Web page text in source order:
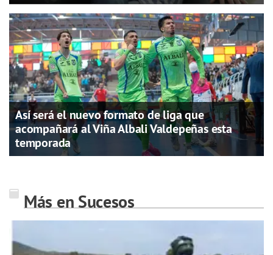
Así será el nuevo formato de liga que
acompañará al Viña Albali Valdepeñas esta
temporada
Más en Sucesos